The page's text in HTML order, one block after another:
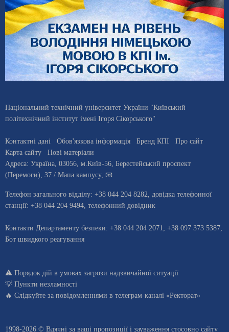
Національний технічний університет України "Київський
політехнічний інститут імені Ігоря Сікорського"
Контактні дані Обов'язкова інформація Бренд КПІ
Про сайт
Карта сайту
Нові матеріали
Адреса: Україна 03056 , м. Київ-56, Берестейський проспект
(Перемоги), 37 / Мапа кампусу, 📧
Телефон загального відділу: +38 044 204 8282, довiдка телефонної
станцiї: +38 044 204 9494, телефонний довідник
Контакти Департаменту безпеки: +38 044 204 2071, +38 097 373 5387,
Бот швидкого реагування
⚠️ Порядок дій в умовах загрози надзвичайної ситуації
💡 Пункти незламності
🔥 Слідкуйте за повідомленнями в телеграм-каналі «Ректорат»
1998-2026 © Вдячні за ваші пропозиції і зауваження стосовно сайту